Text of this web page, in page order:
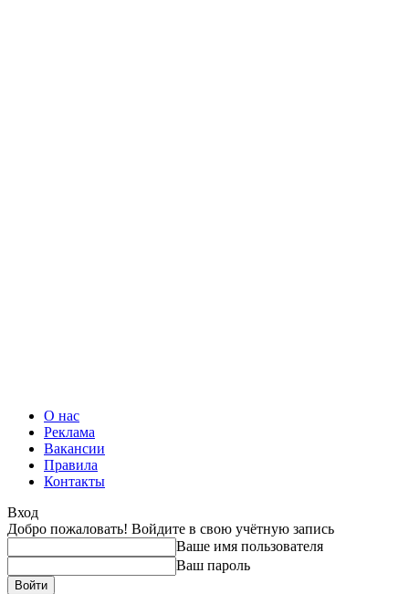
О нас
Реклама
Вакансии
Правила
Контакты
Вход
Добро пожаловать! Войдите в свою учётную запись
Ваше имя пользователя
Ваш пароль